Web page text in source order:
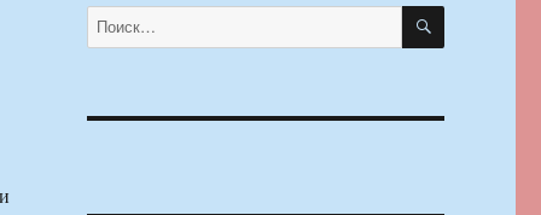
Искать: ПОИСК